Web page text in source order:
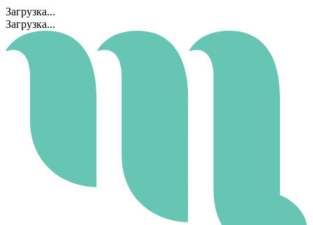
Загрузка...
Загрузка...